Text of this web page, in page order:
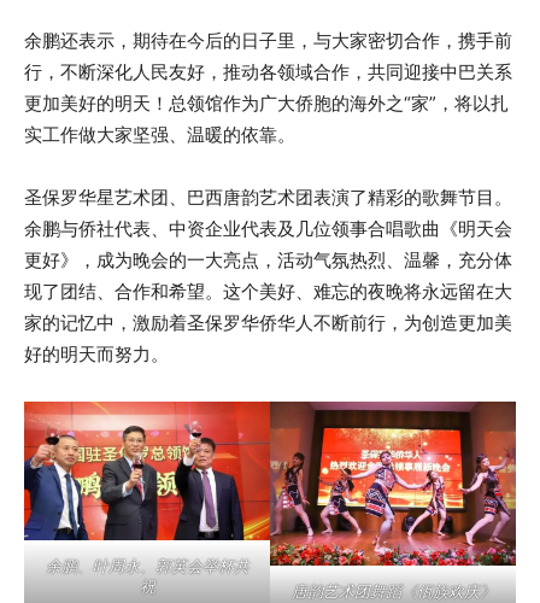
余鹏还表示，期待在今后的日子里，与大家密切合作，携手前
行，不断深化人民友好，推动各领域合作，共同迎接中巴关系
更加美好的明天！总领馆作为广大侨胞的海外之“家”，将以扎
实工作做大家坚强、温暖的依靠。
圣保罗华星艺术团、巴西唐韵艺术团表演了精彩的歌舞节目。
余鹏与侨社代表、中资企业代表及几位领事合唱歌曲《明天会
更好》，成为晚会的一大亮点，活动气氛热烈、温馨，充分体
现了团结、合作和希望。这个美好、难忘的夜晚将永远留在大
家的记忆中，激励着圣保罗华侨华人不断前行，为创造更加美
好的明天而努力。
余鹏、叶周永、郭英会举杯共
祝
唐韵艺术团舞蹈《佤族欢庆》